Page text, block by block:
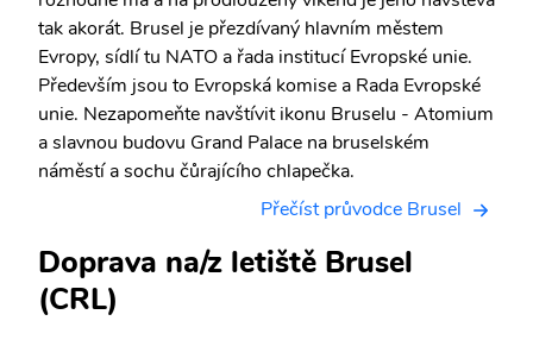
tak akorát. Brusel je přezdívaný hlavním městem
Evropy, sídlí tu NATO a řada institucí Evropské unie.
Především jsou to Evropská komise a Rada Evropské
unie. Nezapomeňte navštívit ikonu Bruselu - Atomium
a slavnou budovu Grand Palace na bruselském
náměstí a sochu čůrajícího chlapečka.
Přečíst průvodce Brusel
Doprava na/z letiště Brusel
(CRL)